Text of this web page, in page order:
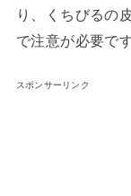
り、くちびるの
で注意が必要です
スポンサーリンク